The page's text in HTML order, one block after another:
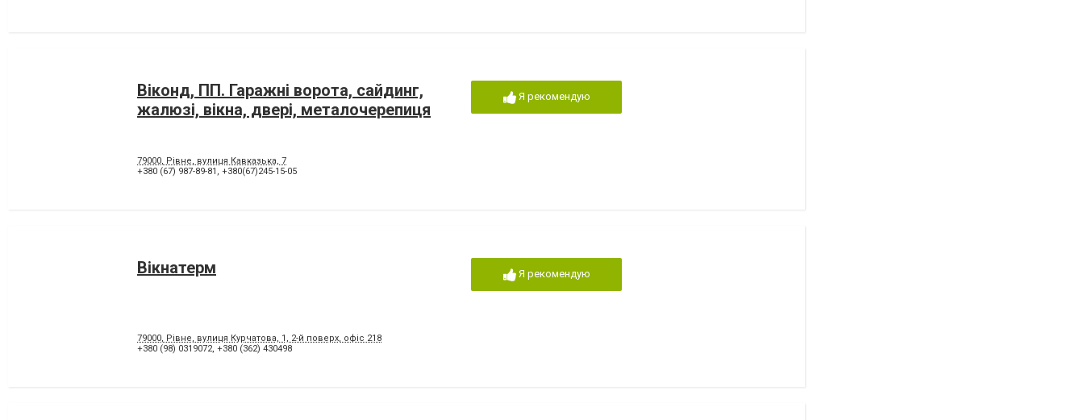
Віконд, ПП. Гаражні ворота, сайдинг,
жалюзі, вікна, двері, металочерепиця
79000, Рівне, вулиця Кавказька, 7
+380 (67) 987-89-81 , +380(67)245-15-05
Я рекомендую
Вікнатерм
79000, Рівне, вулиця Курчатова, 1, 2-й поверх, офіс 218
+380 (98) 0319072, +380 (362) 430498
Я рекомендую